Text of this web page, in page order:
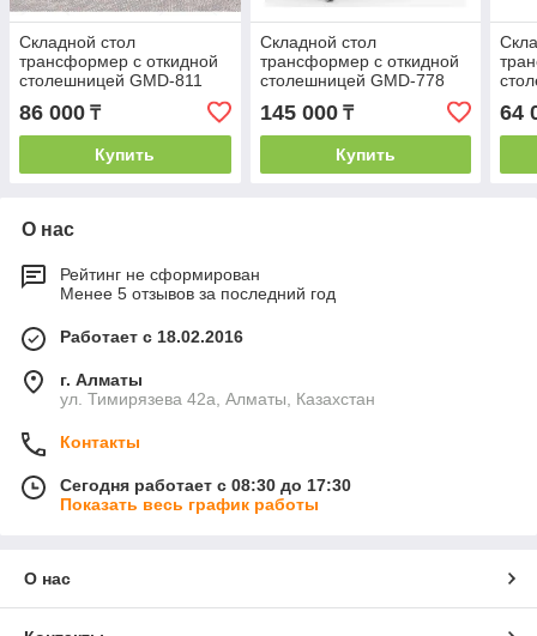
Складной стол
трансформер с откидной
столешницей GMD-811
86 000 ₸
Купить
Складной стол
трансформер с откидной
столешницей GMD-778
145 000₸
Купить
64
О нас
Рейтинг не сформирован
Менее 5 отзывов за последний год
Работает с 18.02.2016
г. Алматы
ул. Тимирязева 42а, Алматы, Казахстан
Контакты
Сегодня работает с 08:30 до 17:30
Показать весь график работы
О нас